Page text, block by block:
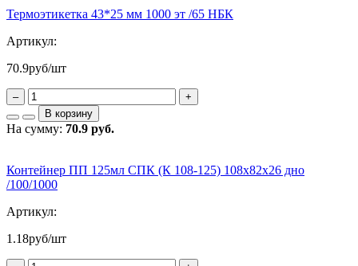
Термоэтикетка 43*25 мм 1000 эт /65 НБК
Артикул:
70.9руб/шт
–
+
В корзину
На сумму: 70.9 руб.
Контейнер ПП 125мл СПК (К 108-125) 108х82х26 дно
/100/1000
Артикул:
1.18руб/шт